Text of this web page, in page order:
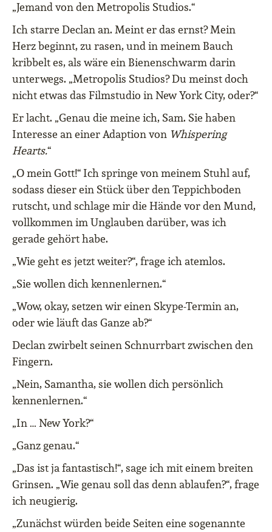
„Jemand von den Metropolis Studios.“
Ich starre Declan an. Meint er das ernst? Mein
Herz beginnt, zu rasen, und in meinem Bauch
kribbelt es, als wäre ein Bienenschwarm darin
unterwegs. „Metropolis Studios? Du meinst doch
nicht etwas das Filmstudio in New York City, oder?“
Er lacht. „Genau die meine ich, Sam. Sie haben
Interesse an einer Adaption von Whispering
Hearts.“
„O mein Gott!“ Ich springe von meinem Stuhl auf,
sodass dieser ein Stück über den Teppichboden
rutscht, und schlage mir die Hände vor den Mund,
vollkommen im Unglauben darüber, was ich
gerade gehört habe.
„Wie geht es jetzt weiter?“, frage ich atemlos.
„Sie wollen dich kennenlernen.“
„Wow, okay, setzen wir einen Skype-Termin an,
oder wie läuft das Ganze ab?“
Declan zwirbelt seinen Schnurrbart zwischen den
Fingern.
„Nein, Samantha, sie wollen dich persönlich
kennenlernen.“
„In … New York?“
„Ganz genau.“
„Das ist ja fantastisch!“, sage ich mit einem breiten
Grinsen. „Wie genau soll das denn ablaufen?“, frage
ich neugierig.
„Zunächst würden beide Seiten eine sogenannte